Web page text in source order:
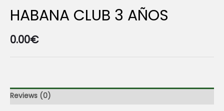
HABANA CLUB 3 AÑOS
0.00€
Reviews (0)